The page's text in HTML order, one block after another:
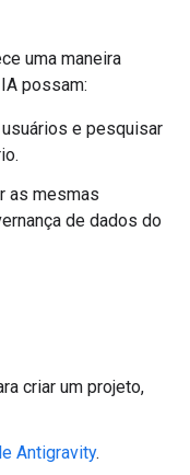
uma maneira
possam:
e pesquisar
as mesmas
de dados do
criar um projeto,
Antigravity.